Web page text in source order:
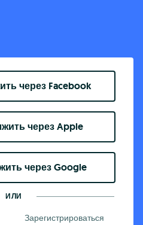
через Facebook
через Apple
через Google
ИЛИ
Зарегистрироваться